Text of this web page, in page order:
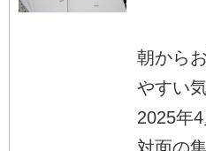
朝から
やすい
2025年